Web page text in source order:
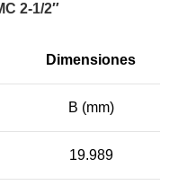
2-1/2″
Dimensiones
B (mm)
19.989